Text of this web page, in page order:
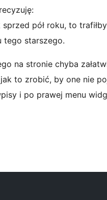
pół roku, to
tego starszego.
na stronie chyba
to zrobić, by one nie
i po prawej menu